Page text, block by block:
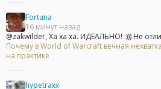
Fortuna
16 минут назад
@zakwilder, Ха ха ха. ИДЕАЛЬНО! :))) Не
Почему в World of Warcraft вечная
на практике
hypetraxx